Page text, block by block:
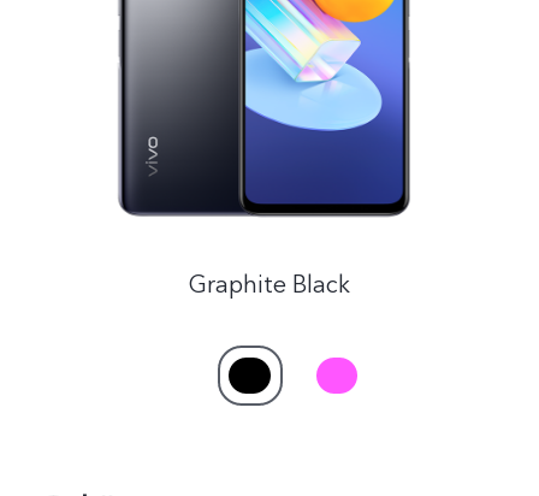
Österreich | Land/Region auswählen
Graphite Black